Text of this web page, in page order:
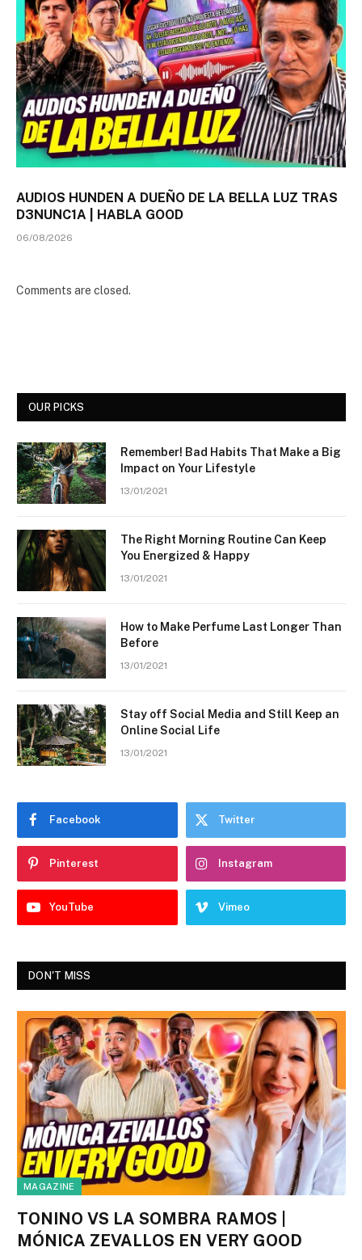
AUDIOS HUNDEN A DUEÑO DE LA BELLA LUZ TRAS
D3NUNC1A | HABLA GOOD
06/08/2026
Comments are closed.
OUR PICKS
Remember! Bad Habits That Make a Big
Impact on Your Lifestyle
13/01/2021
The Right Morning Routine Can Keep
You Energized & Happy
13/01/2021
How to Make Perfume Last Longer Than
Before
13/01/2021
Stay off Social Media and Still Keep an
Online Social Life
13/01/2021
Facebook Twitter
Pinterest Instagram
YouTube Vimeo
DON'T MISS
MAGAZINE
TONINO VS LA SOMBRA RAMOS |
MÓNICA ZEVALLOS EN VERY GOOD